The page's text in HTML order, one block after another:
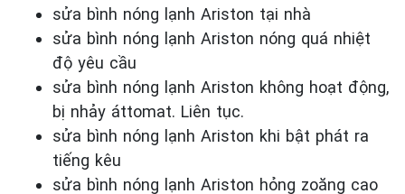
sửa bình nóng lạnh Ariston tại nhà
sửa bình nóng lạnh Ariston nóng quá nhiệt
độ yêu cầu
sửa bình nóng lạnh Ariston không hoạt động,
bị nhảy áttomat. Liên tục.
sửa bình nóng lạnh Ariston khi bật phát ra
tiếng kêu
sửa bình nóng lạnh Ariston hỏng zoăng cao